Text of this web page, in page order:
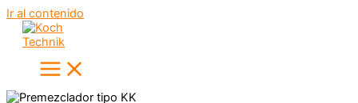
Ir al contenido